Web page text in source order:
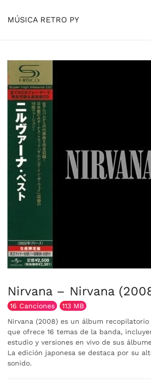
MÚSICA RETRO PY
Nirvana – Nirvana
16 Canciones
113 MB
Nirvana (2008) es un álbum recopilatorio
que ofrece 16 temas de la banda,
estudio y versiones en vivo de sus
La edición japonesa se destaca por su
sonido.